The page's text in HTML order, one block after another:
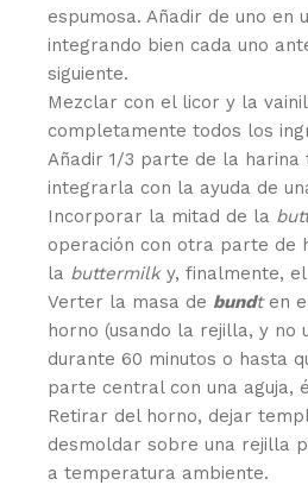
espumosa. Añadir de uno en
integrando bien cada uno
siguiente.
Mezclar con el licor y la
completamente todos los
Añadir 1/3 parte de la harina
integrarla con la ayuda de
Incorporar la mitad de la
operación con otra parte de
la buttermilky, finalmente,
Verter la masa de bundt en
horno (usando la rejilla, y no
durante 60 minutos o hasta
parte central con una aguja,
Retirar del horno, dejar
desmoldar sobre una rejilla
a temperatura ambiente.